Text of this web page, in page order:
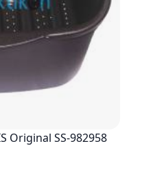
Original SS-982958